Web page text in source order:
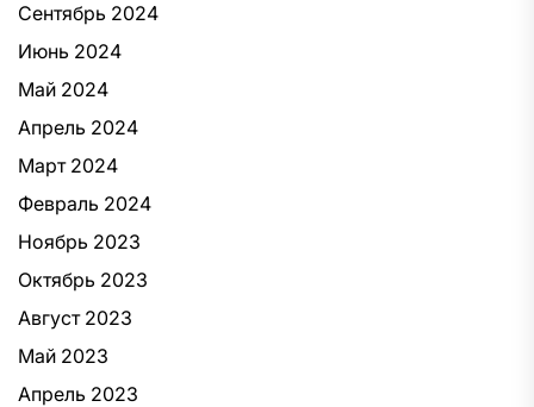
Сентябрь 2024
Июнь 2024
Май 2024
Апрель 2024
Март 2024
Февраль 2024
Ноябрь 2023
Октябрь 2023
Август 2023
Май 2023
Апрель 2023